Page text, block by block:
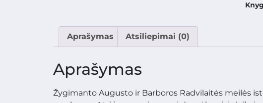
Aprašymas Atsiliepimai (0)
Aprašymas
Žygimanto Augusto ir Barboros Radvilaitės meilės